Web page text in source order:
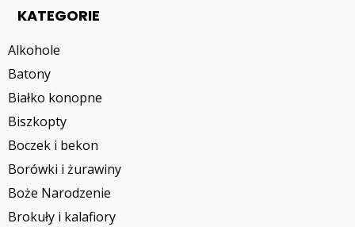
KATEGORIE
Alkohole
Batony
Białko konopne
Biszkopty
Boczek i bekon
Borówki i żurawiny
Boże Narodzenie
Brokuły i kalafiory